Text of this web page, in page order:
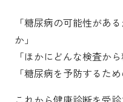
「糖尿病の可能性があ
か」
「ほかにどんな検査か
「糖尿病を予防するた